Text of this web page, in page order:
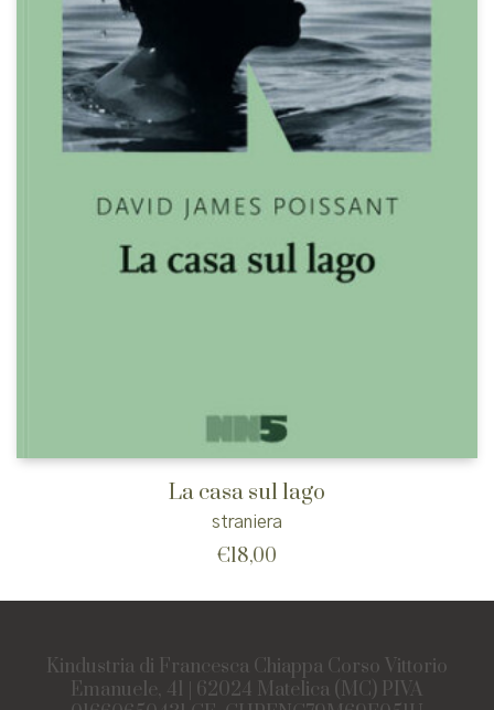
La casa sul lago
straniera
€18,00
Kindustria di Francesca Chiappa Corso Vittorio
Emanuele, 41 | 62024 Matelica (MC) PIVA